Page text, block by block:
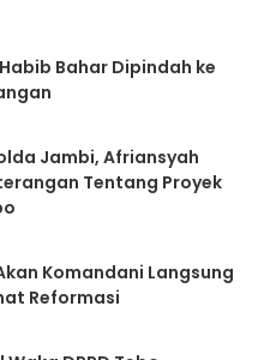
Bahar Dipindah ke
Jambi, Afriansyah
Tentang Proyek
Komandani Langsung
Reformasi